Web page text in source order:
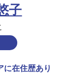
子
在住歴あり